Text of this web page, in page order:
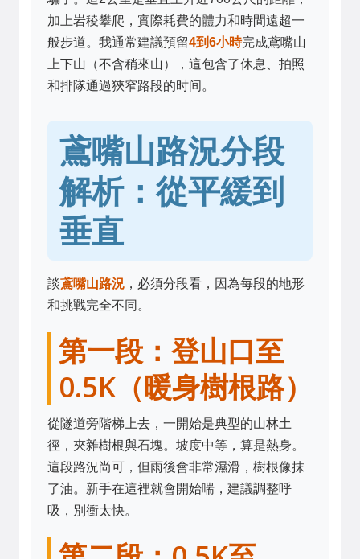
加上岩稜攀爬，實際耗費的體力和時間遠超一
般步道。我通常建議預留4到6小時完成鳶嘴山
上下山（不含稍來山），這包含了休息、拍照
和排隊通過狹窄路段的时间。
鳶嘴山路況分段
解析：從平緩到
垂直
談鳶嘴山路況 ，必須分段看，因為每段的地形
和挑戰完全不同。
第一段：登山口至
0.5K（暖身樹根路）
從隧道旁階梯上去，一開始是典型的山林土
徑，夾雜樹根與石塊。坡度中等，算是熱身。
這段路況尚可，但雨後會非常濕滑，樹根像抹
了油。新手在這裡就會開始喘，建議調整呼
吸，別衝太快。